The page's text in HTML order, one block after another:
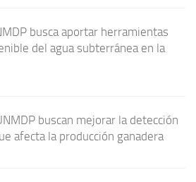
busca aportar herramientas
del agua subterránea en la
buscan mejorar la detección
afecta la producción ganadera